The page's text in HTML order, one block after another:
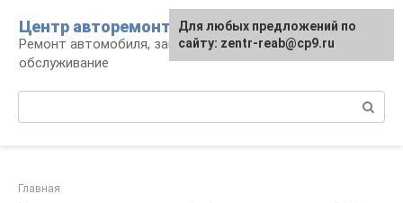
контенту
Центр авторемонта
Ремонт автомобиля, запчасти и
обслуживание
Главная
Для любых предложений по
сайту: zentr-reab@cp9.ru